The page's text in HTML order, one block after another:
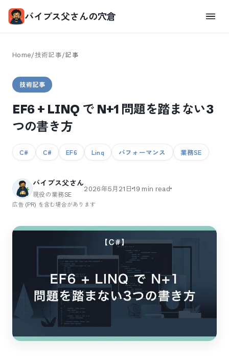
バイブス父さんの穴倉
Home/技術記事/記事
技術記事
EF6 + LINQ で N+1 問題を踏まない3
つの書き方
C# C# EF6 Linq パフォーマンス 業務SE
バイブス父さん
現役の業務SE
2026年5月21日19min read
広告 (PR) を含む場合があります